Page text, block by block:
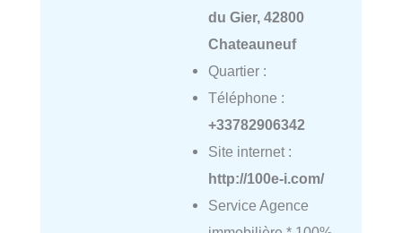
du Gier, 42800
Chateauneuf
Quartier :
Téléphone :
+33782906342
Site internet :
http://100e-i.com/
Service Agence